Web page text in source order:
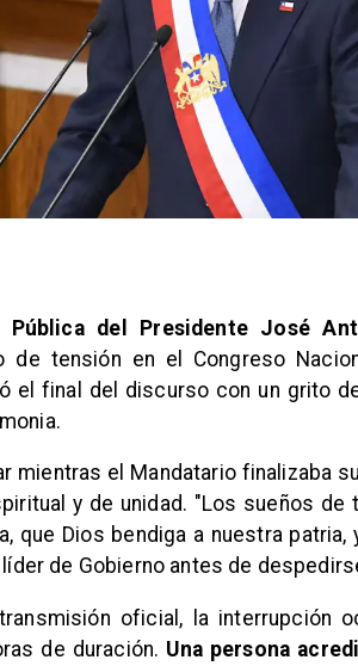
Pública del Presidente José
de tensión en el Congreso
el final del discurso con un grito
mientras el Mandatario finalizaba
y de unidad. "Los sueños
que Dios bendiga a nuestra
de Gobierno antes de
oficial, la interrupción
de duración. Una persona